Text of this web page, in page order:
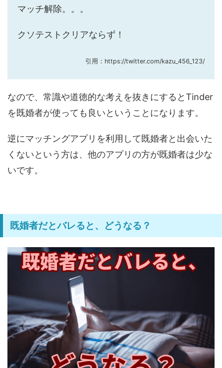
マッチ解除。。。
クソテストクリアならず！
引用：https://twitter.com/kazu_456_123/
なので、常識や道徳的な考えを抜きにするとTinder
を既婚者が使っても良いということになります。
逆にマッチングアプリを利用して既婚者と出会いた
くないという方は、他のアプリの方が既婚者は少な
いです。
既婚者だとバレると、どうなる？